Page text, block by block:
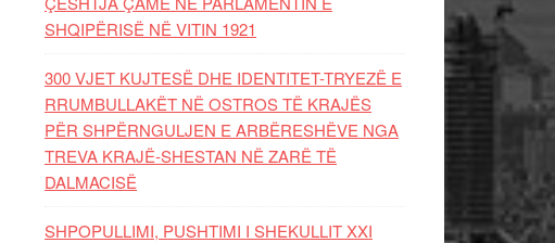
SHQIPËRISË NË VITIN 1921
300 VJET KUJTESË DHE IDENTITET-TRYEZË E
RRUMBULLAKËT NË OSTROS TË KRAJËS
PËR SHPËRNGULJEN E ARBËRESHËVE NGA
TREVA KRAJË-SHESTAN NË ZARË TË
DALMACISË
SHPOPULLIMI, PUSHTIMI I SHEKULLIT XXI